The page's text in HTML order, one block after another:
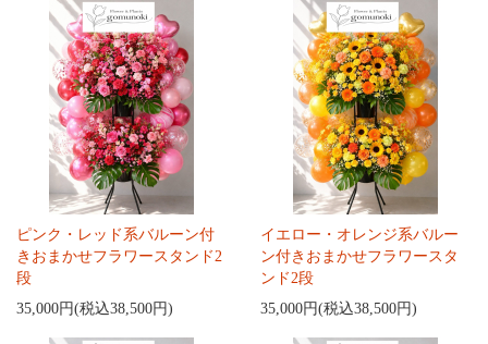
ピンク・レッド系バルーン付
きおまかせフラワースタンド2
段
35,000円(税込38,500円)
イエロー・オレンジ系バルー
ン付きおまかせフラワースタ
ンド2段
35,000円(税込38,500円)